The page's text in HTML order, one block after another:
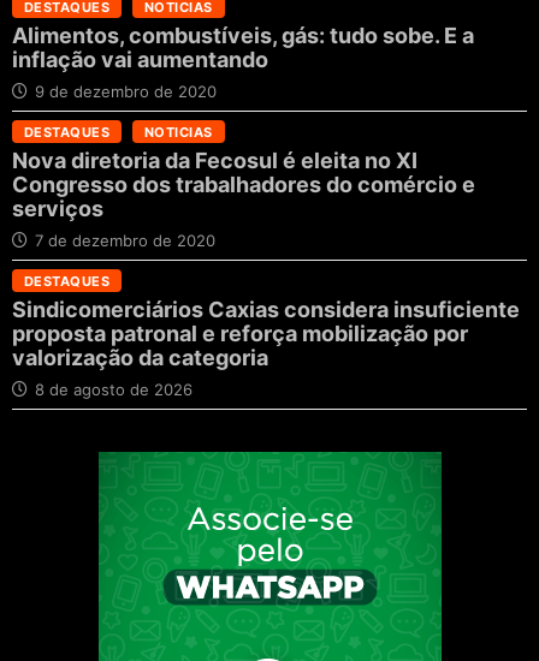
DESTAQUES NOTICIAS
Alimentos, combustíveis, gás: tudo sobe. E a
inflação vai aumentando
9 de dezembro de 2020
DESTAQUES NOTICIAS
Nova diretoria da Fecosul é eleita no XI
Congresso dos trabalhadores do comércio e
serviços
7 de dezembro de 2020
DESTAQUES
Sindicomerciários Caxias considera insuficiente
proposta patronal e reforça mobilização por
valorização da categoria
8 de agosto de 2026